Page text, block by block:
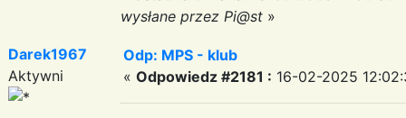
wysłane przez Pi@st »
Darek1967
Aktywni
Odp: MPS - klub
« Odpowiedz #2181 : 16-02-2025